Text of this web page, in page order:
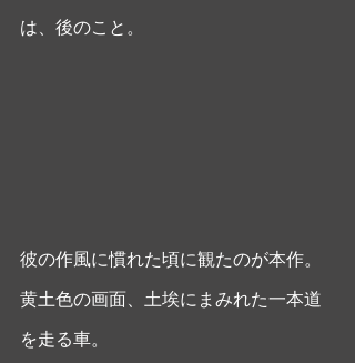
は、後のこと。
彼の作風に慣れた頃に観たのが本作。
黄土色の画面、土埃にまみれた一本道
を走る車。